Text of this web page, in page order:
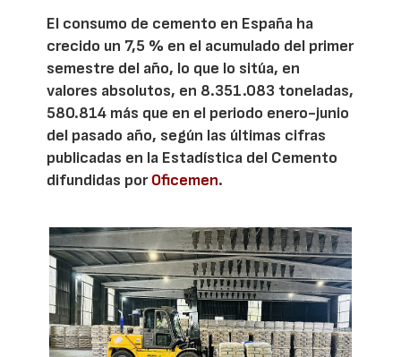
El consumo de cemento en España ha
crecido un 7,5 % en el acumulado del primer
semestre del año, lo que lo sitúa, en
valores absolutos, en 8.351.083 toneladas,
580.814 más que en el periodo enero-junio
del pasado año, según las últimas cifras
publicadas en la Estadística del Cemento
difundidas porOficemen.